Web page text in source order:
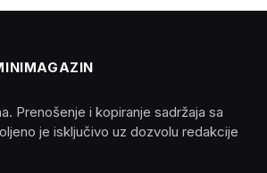
Prenošenje i kopiranje sadržaja sa
je isključivo uz dozvolu redakcije